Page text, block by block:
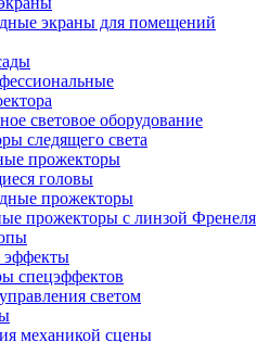
экраны для помещений
световое оборудование
следящего света
прожекторы
головы
прожекторы
прожекторы с линзой Френеля
эффекты
спецэффектов
светом
механикой сцены